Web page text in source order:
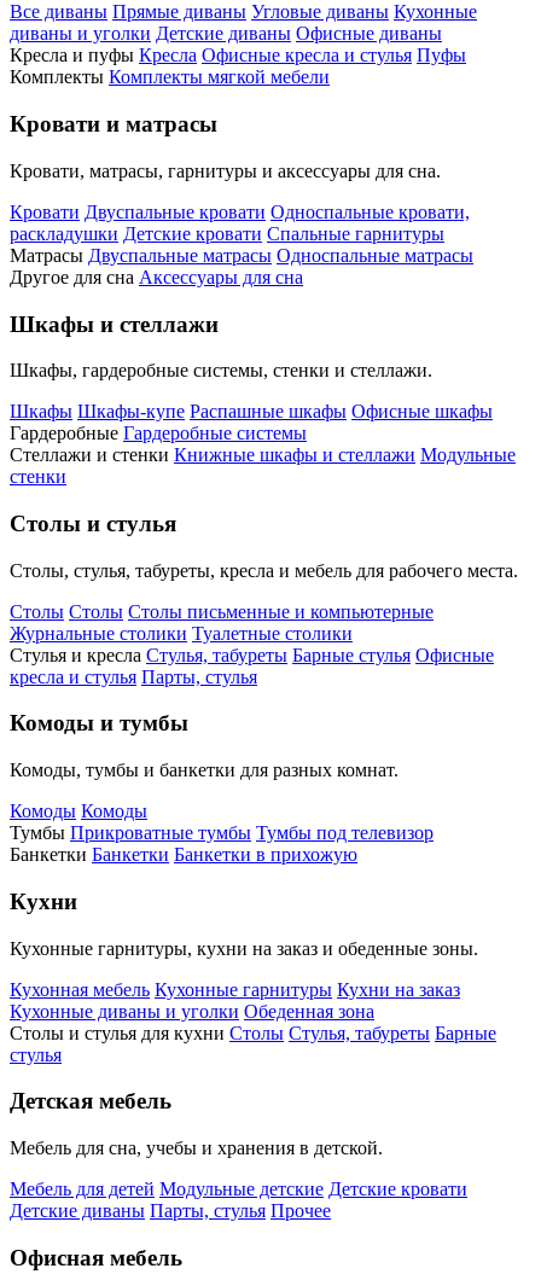
Все диваны Прямые диваны Угловые диваны Кухонные
диваны и уголки Детские диваны Офисные диваны
Кресла и пуфы Кресла Офисные кресла и стулья Пуфы
Комплекты Комплекты мягкой мебели
Кровати и матрасы
Кровати, матрасы, гарнитуры и аксессуары для сна.
Кровати Двуспальные кровати Односпальные кровати,
раскладушки Детские кровати Спальные гарнитуры
Матрасы Двуспальные матрасы Односпальные матрасы
Другое для сна Аксессуары для сна
Шкафы и стеллажи
Шкафы, гардеробные системы, стенки и стеллажи.
Шкафы Шкафы-купе Распашные шкафы Офисные шкафы
Гардеробные Гардеробные системы
Стеллажи и стенки Книжные шкафы и стеллажи Модульные
стенки
Столы и стулья
Столы, стулья, табуреты, кресла и мебель для рабочего места.
Столы Столы Столы письменные и компьютерные
Журнальные столики Туалетные столики
Стулья и кресла Стулья, табуреты Барные стулья Офисные
кресла и стулья Парты, стулья
Комоды и тумбы
Комоды, тумбы и банкетки для разных комнат.
Комоды Комоды
Тумбы Прикроватные тумбы Тумбы под телевизор
Банкетки Банкетки Банкетки в прихожую
Кухни
Кухонные гарнитуры, кухни на заказ и обеденные зоны.
Кухонная мебель Кухонные гарнитуры Кухни на заказ
Кухонные диваны и уголки Обеденная зона
Столы и стулья для кухни Столы Стулья, табуреты Барные
стулья
Детская мебель
Мебель для сна, учебы и хранения в детской.
Мебель для детей Модульные детские Детские кровати
Детские диваны Парты, стулья Прочее
Офисная мебель